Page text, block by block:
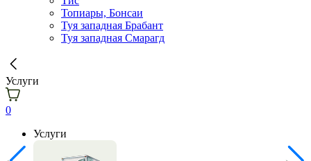
Топиары, Бонсаи
Туя западная Брабант
Туя западная Смарагд
Услуги
0
Услуги